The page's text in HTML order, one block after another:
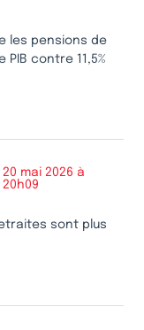
les pensions de
contre 11,5%
20 mai 2026 à
20h09
sont plus